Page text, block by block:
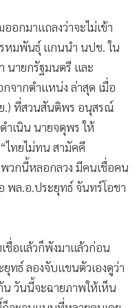
อกมาแถลงว่าจะไม่เข้า
หมพันธุ์ แกนนำ นปช. ใน
นายกรัฐมนตรี และ
จากตำแหน่ง ล่าสุด เมื่อ
.) ที่สวนสันติพร อนุสรณ์
เนิน นายจตุพร ให้
ไทยไม่ทน สามัคคี
วกนี้หลอกลวง มีคนเชื่อคน
พล.อ.ประยุทธ์ จันทร์โอชา
ชื่อแล้วก็พังมาแล้วก่อน
ทธ์ ลองจับแขนตัวเองดูว่า
น วันนี้จะฉายภาพให้เห็น